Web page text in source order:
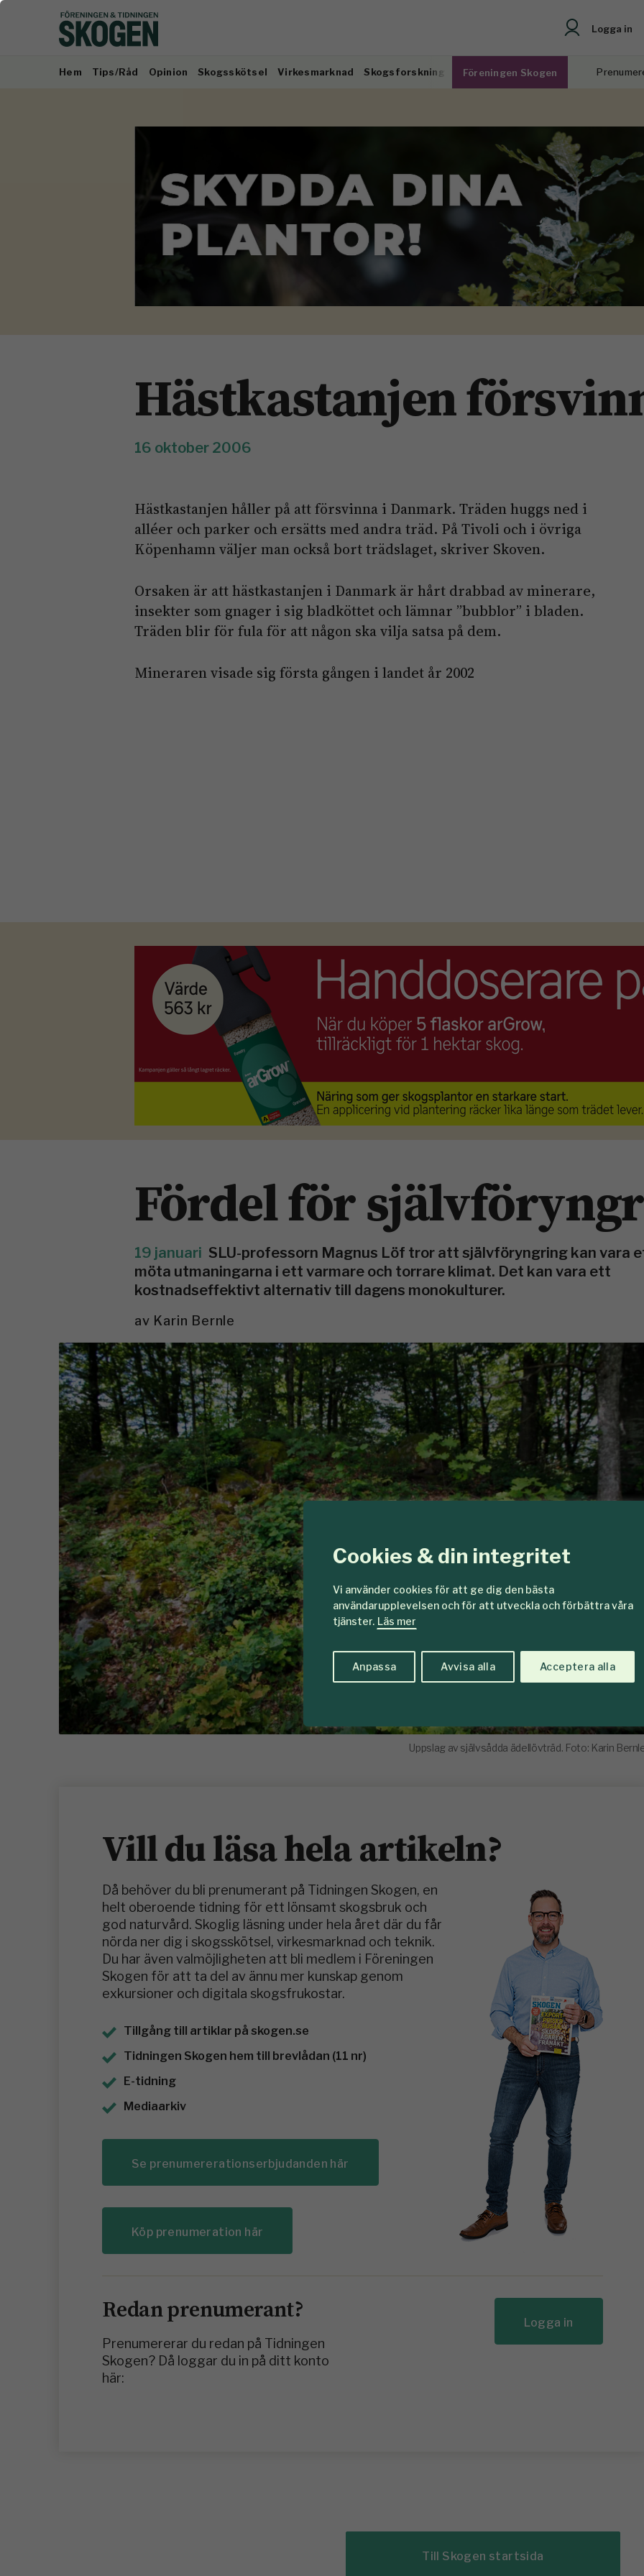
Cookies & din integritet
Vi använder cookies för att ge dig den bästa
användarupplevelsen och för att utveckla och förbättra våra
tjänster. Läs mer
Anpassa Avvisa alla Acceptera alla
Logga in
Hem Tips/Råd Opinion Skogsskötsel Virkesmarknad Skogsforskning Föreningen Skogen
Hästkastanjen
16 oktober 2006
Hästkastanjen håller på att försvinna i Danmark. Träden huggs ned i
alléer och parker och ersätts med andra träd. På Tivoli och i övriga
Köpenhamn väljer man också bort trädslaget, skriver Skoven.
Orsaken är att hästkastanjen i Danmark är hårt drabbad av minerare,
insekter som gnager i sig bladköttet och lämnar ”bubblor” i bladen.
Träden blir för fula för att någon ska vilja satsa på dem.
Mineraren visade sig första gången i landet år 2002
Fördel för
19 januari SLU-professorn Magnus Löf tror att självföryngring kan vara
möta utmaningarna i ett varmare och torrare klimat. Det kan vara ett
kostnadseffektivt alternativ till dagens monokulturer.
av Karin Bernle
Uppslag av självsådda ädellövträd. Foto: Karin
Vill du läsa hela artikeln?
Då behöver du bli prenumerant på Tidningen Skogen, en
helt oberoende tidning för ett lönsamt skogsbruk och
god naturvård. Skoglig läsning under hela året där du får
nörda ner dig i skogsskötsel, virkesmarknad och teknik.
Du har även valmöjligheten att bli medlem i Föreningen
Skogen för att ta del av ännu mer kunskap genom
exkursioner och digitala skogsfrukostar.
Tillgång till artiklar på skogen.se
Tidningen Skogen hem till brevlådan (11 nr)
E-tidning
Mediaarkiv
Se prenumererationserbjudanden här
Köp prenumeration här
Redan prenumerant?
Prenumererar du redan på Tidningen
Skogen? Då loggar du in på ditt konto
här:
Logga in
Till Skogen startsida